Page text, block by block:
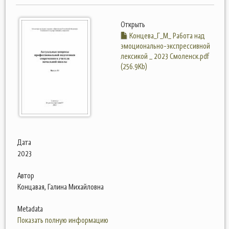
Открыть
Концева_Г_М_ Работа над
эмоционально-экспрессивной
лексикой _ 2023 Смоленск.pdf
(256.9Kb)
Дата
2023
Автор
Концавая, Галина Михайловна
Metadata
Показать полную информацию